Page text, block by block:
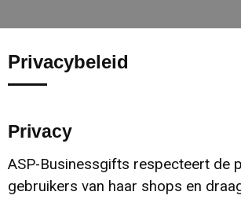
Klokken, horloges en weerstations
Lampen en Gereedschap
Levensmiddelen
Reistassensets
Promotietassen
Duffeltassen
Dekens, Fleecedekens en Kussens
T-Shirts
Handschoenen en Sjaals
Polo's
T-Shirts
Jassen
Hoofdbescherming
Restauranttextiel
E.H.B.O.
Privacybeleid
Privacy
ASP-Businessgifts respecteert de
gebruikers van haar shops en